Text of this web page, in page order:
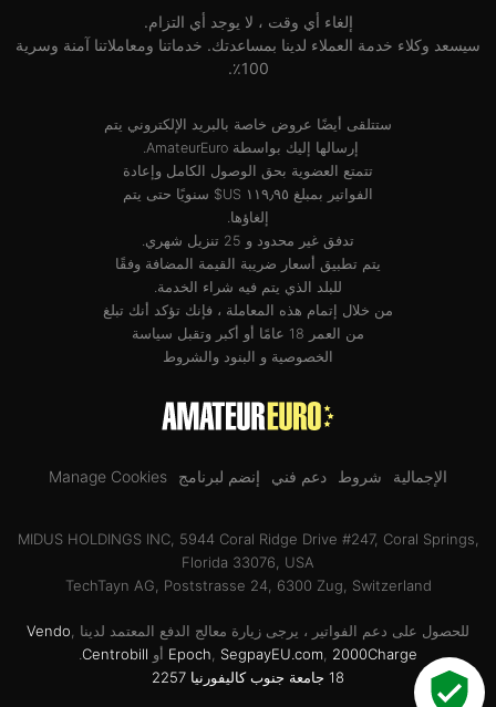
إلغاء أي وقت ، لا يوجد أي التزام.
سيسعد وكلاء خدمة العملاء لدينا بمساعدتك. خدماتنا ومعاملاتنا آمنة وسرية
100٪.
ستتلقى أيضًا عروض خاصة بالبريد الإلكتروني يتم
إرسالها إليك بواسطة AmateurEuro.
تتمتع العضوية بحق الوصول الكامل وإعادة
الفواتير بمبلغ ‏١١٩٫٩٥ US$ سنويًا حتى يتم
إلغاؤها.
تدفق غير محدود و 25 تنزيل شهري.
يتم تطبيق أسعار ضريبة القيمة المضافة وفقًا
للبلد الذي يتم فيه شراء الخدمة.
من خلال إتمام هذه المعاملة ، فإنك تؤكد أنك تبلغ
من العمر 18 عامًا أو أكبر وتقبل
سياسة
الخصوصية و البنود والشروط
الإجمالية شروط دعم فني إنضم لبرنامج Manage Cookies
MIDUS HOLDINGS INC, 5944 Coral Ridge Drive #247, Coral Springs,
Florida 33076, USA
TechTayn AG, Poststrasse 24, 6300 Zug, Switzerland
للحصول على دعم الفواتير ، يرجى زيارة معالج الدفع المعتمد لدينا Vendo
Epoch
SegpayEU.com 2000Charge أو Centrobill
18 جامعة جنوب كاليفورنيا 2257